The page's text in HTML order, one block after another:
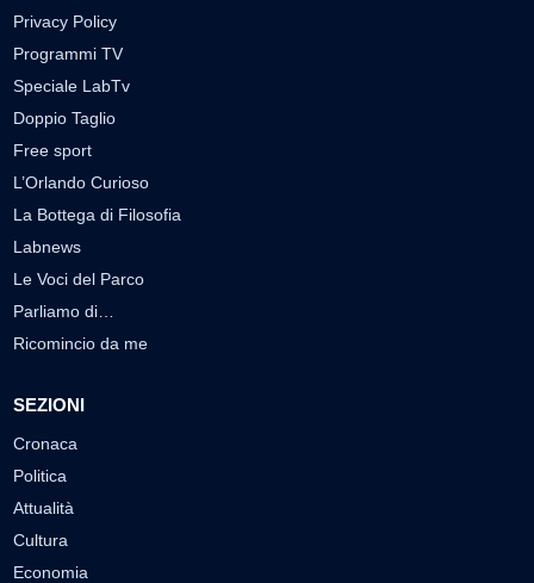
Privacy Policy
Programmi TV
Speciale LabTv
Doppio Taglio
Free sport
L’Orlando Curioso
La Bottega di Filosofia
Labnews
Le Voci del Parco
Parliamo di…
Ricomincio da me
SEZIONI
Cronaca
Politica
Attualità
Cultura
Economia